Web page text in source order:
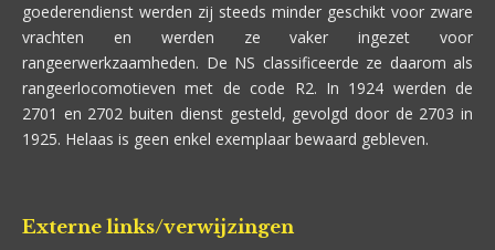
goederendienst werden zij steeds minder geschikt voor zware
vrachten en werden ze vaker ingezet voor
rangeerwerkzaamheden. De NS classificeerde ze daarom als
rangeerlocomotieven met de code R2. In 1924 werden de
2701 en 2702 buiten dienst gesteld, gevolgd door de 2703 in
1925. Helaas is geen enkel exemplaar bewaard gebleven.
Externe links/verwijzingen